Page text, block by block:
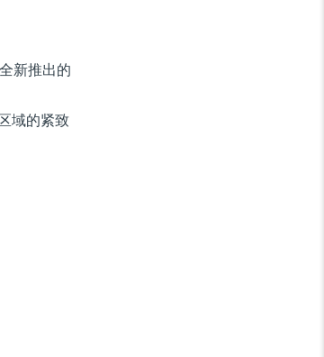
新推出的
域的紧致